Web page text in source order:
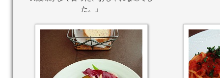
■個人情報の取り扱いについて
ご入力いただいた個人情報は、本募集の抽選・賞品の発送
■お問い合わせ
株式会社ニューズ・ライン
webmaster@week.co.jp
た。」